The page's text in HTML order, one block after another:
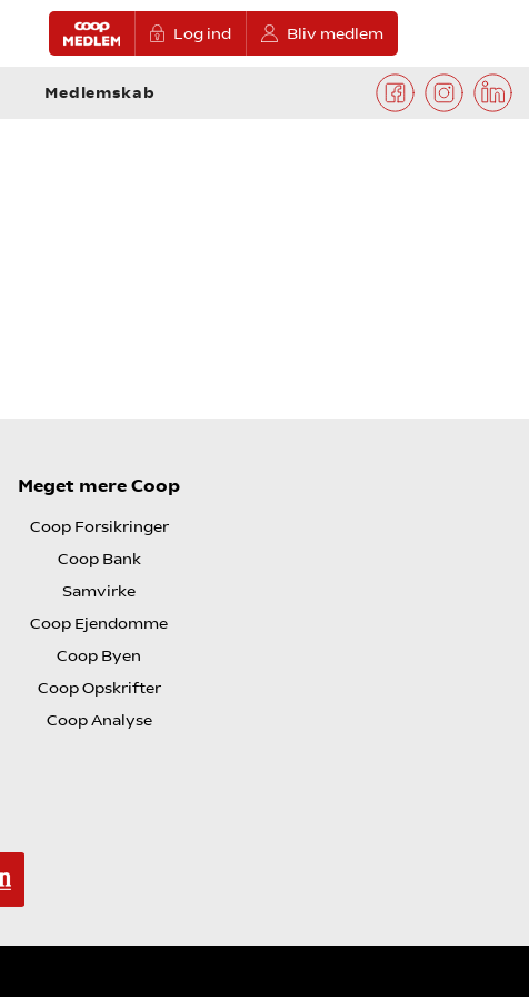
Log ind Bliv medlem
Medlemskab
Meget mere Coop
Coop Forsikringer
Coop Bank
Samvirke
Coop Ejendomme
Coop Byen
Coop Opskrifter
Coop Analyse